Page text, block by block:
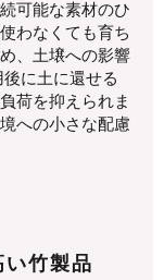
可能な素材のひ
わなくても育ち
、土壌への影響
に土に還せる
荷を抑えられま
への小さな配慮
い竹製品